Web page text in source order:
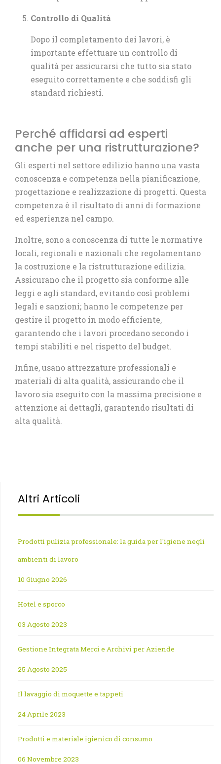
Controllo di Qualità
Dopo il completamento dei lavori, è
importante effettuare un controllo di
qualità per assicurarsi che tutto sia stato
eseguito correttamente e che soddisfi gli
standard richiesti.
Perché affidarsi ad esperti
anche per una ristrutturazione?
Gli esperti nel settore edilizio hanno una vasta
conoscenza e competenza nella pianificazione,
progettazione e realizzazione di progetti. Questa
competenza è il risultato di anni di formazione
ed esperienza nel campo.
Inoltre, sono a conoscenza di tutte le normative
locali, regionali e nazionali che regolamentano
la costruzione e la ristrutturazione edilizia.
Assicurano che il progetto sia conforme alle
leggi e agli standard, evitando così problemi
legali e sanzioni; hanno le competenze per
gestire il progetto in modo efficiente,
garantendo che i lavori procedano secondo i
tempi stabiliti e nel rispetto del budget.
Infine, usano attrezzature professionali e
materiali di alta qualità, assicurando che il
lavoro sia eseguito con la massima precisione e
attenzione ai dettagli, garantendo risultati di
alta qualità.
Altri Articoli
Prodotti pulizia professionale: la guida per l'igiene negli
ambienti di lavoro
10 Giugno 2026
Hotel e sporco
03 Agosto 2023
Gestione Integrata Merci e Archivi per Aziende
25 Agosto 2025
Il lavaggio di moquette e tappeti
24 Aprile 2023
Prodotti e materiale igienico di consumo
06 Novembre 2023